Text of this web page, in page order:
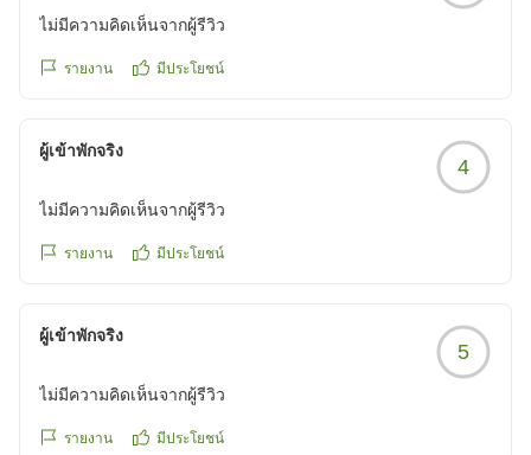
ไม่มีความคิดเห็นจากผู้รีวิว
รายงาน มีประโยชน์
ผู้เข้าพักจริง
4
ไม่มีความคิดเห็นจากผู้รีวิว
รายงาน มีประโยชน์
ผู้เข้าพักจริง
5
ไม่มีความคิดเห็นจากผู้รีวิว
รายงาน มีประโยชน์